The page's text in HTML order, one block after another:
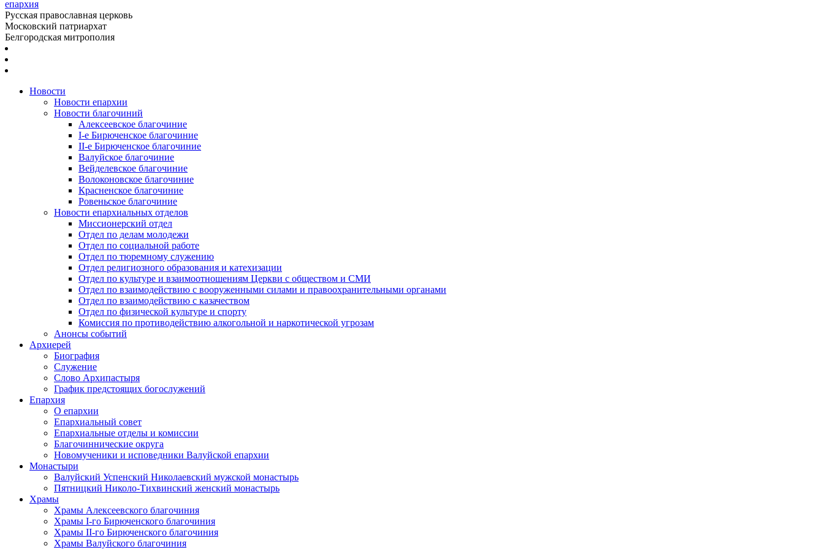
епархия
Русская православная церковь
Московский патриархат
Белгородская митрополия
Новости
Новости епархии
Новости благочиний
Алексеевское благочиние
I-е Бирюченское благочиние
II-е Бирюченское благочиние
Валуйское благочиние
Вейделевское благочиние
Волоконовское благочиние
Красненское благочиние
Ровеньское благочиние
Новости епархиальных отделов
Миссионерский отдел
Отдел по делам молодежи
Отдел по социальной работе
Отдел по тюремному служению
Отдел религиозного образования и катехизации
Отдел по культуре и взаимоотношениям Церкви с обществом и СМИ
Отдел по взаимодействию с вооруженными силами и правоохранительными органами
Отдел по взаимодействию с казачеством
Отдел по физической культуре и спорту
Комиссия по противодействию алкогольной и наркотической угрозам
Анонсы событий
Архиерей
Биография
Служение
Слово Архипастыря
График предстоящих богослужений
Епархия
О епархии
Епархиальный совет
Епархиальные отделы и комиссии
Благочиннические округа
Новомученики и исповедники Валуйской епархии
Монастыри
Валуйский Успенский Николаевский мужской монастырь
Пятницкий Николо-Тихвинский женский монастырь
Храмы
Храмы Алексеевского благочиния
Храмы I-го Бирюченского благочиния
Храмы II-го Бирюченского благочиния
Храмы Валуйского благочиния